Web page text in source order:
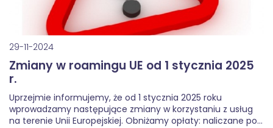
29-11-2024
Zmiany w roamingu UE od 1 stycznia 2025
r.
Uprzejmie informujemy, że od 1 stycznia 2025 roku
wprowadzamy następujące zmiany w korzystaniu z usług
na terenie Unii Europejskiej. Obniżamy opłaty: naliczane po